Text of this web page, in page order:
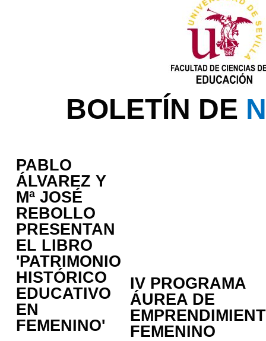
BOLETÍN DE
PABLO
ÁLVAREZ Y
Mª JOSÉ
REBOLLO
PRESENTAN
EL LIBRO
'PATRIMONIO
HISTÓRICO
EDUCATIVO
EN
FEMENINO'
IV PROGRAMA
ÁUREA DE
FEMENINO